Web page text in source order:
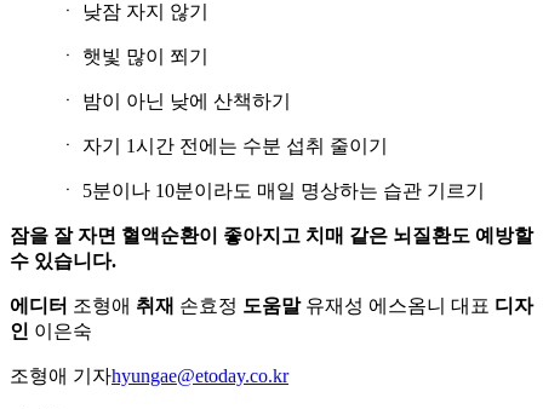
ㆍ 낮잠 자지 않기
ㆍ 햇빛 많이 쬐기
ㆍ 밤이 아닌 낮에 산책하기
ㆍ 자기 1시간 전에는 수분 섭취 줄이기
ㆍ 5분이나 10분이라도 매일 명상하는 습관 기르기
잠을 잘 자면 혈액순환이 좋아지고 치매 같은 뇌질환도 예방할
수 있습니다.
에디터 조형애 취재 손효정 도움말유재성 에스옴니 대표 디자
인 이은숙
조형애 기자hyungae@etoday.co.kr